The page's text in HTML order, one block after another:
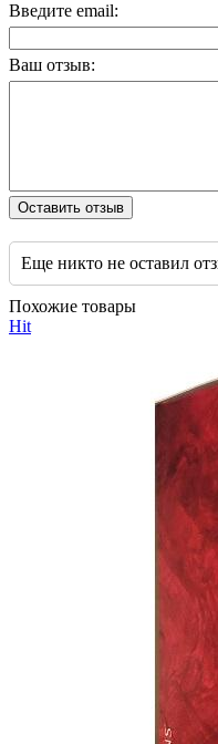
Введите email:
Ваш отзыв:
Оставить отзыв
Еще никто не оставил
Похожие товары
Hit